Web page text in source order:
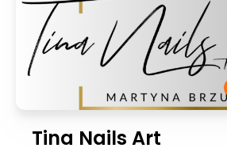
Tina Nails Art